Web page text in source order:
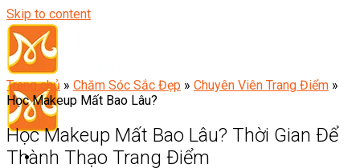
Skip to content
Trang chủ » Chăm Sóc Sắc Đẹp » Chuyên Viên Trang Điểm »
Học Makeup Mất Bao Lâu?
Học Makeup Mất Bao Lâu? Thời Gian Để
Thành Thạo Trang Điểm